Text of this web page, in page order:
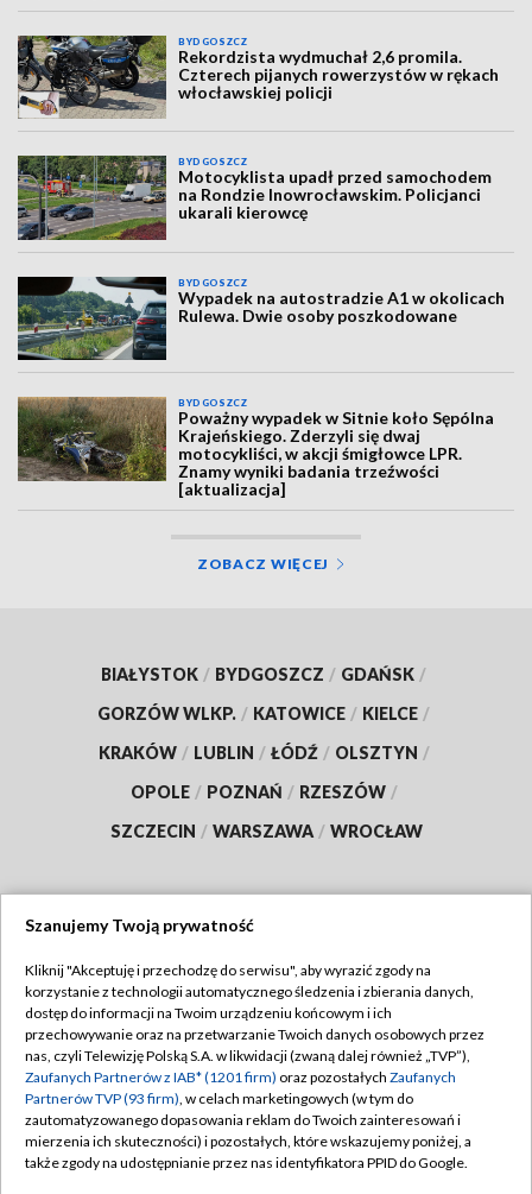
BYDGOSZCZ
Rekordzista wydmuchał 2,6 promila.
Czterech pijanych rowerzystów w rękach
włocławskiej policji
BYDGOSZCZ
Motocyklista upadł przed samochodem
na Rondzie Inowrocławskim. Policjanci
ukarali kierowcę
BYDGOSZCZ
Wypadek na autostradzie A1 w okolicach
Rulewa. Dwie osoby poszkodowane
BYDGOSZCZ
Poważny wypadek w Sitnie koło Sępólna
Krajeńskiego. Zderzyli się dwaj
motocykliści, w akcji śmigłowce LPR.
Znamy wyniki badania trzeźwości
[aktualizacja]
ZOBACZ WIĘCEJ
BIAŁYSTOK / BYDGOSZCZ / GDAŃSK /
GORZÓW WLKP. / KATOWICE / KIELCE /
KRAKÓW / LUBLIN / ŁÓDŹ / OLSZTYN /
OPOLE / POZNAŃ / RZESZÓW /
SZCZECIN / WARSZAWA / WROCŁAW
TVP
Abonament TVP
Emisja w TVP
Centrum informacji TVP
Naziemna Telewizja Cyfrowa
Regulamin TVP
Polityka prywatności
Moje zgody
Pomoc
Szanujemy Twoją prywatność
Kliknij "Akceptuję i przechodzę do serwisu", aby wyrazić zgody na
korzystanie z technologii automatycznego śledzenia i zbierania danych,
dostęp do informacji na Twoim urządzeniu końcowym i ich
przechowywanie oraz na przetwarzanie Twoich danych osobowych przez
nas, czyli Telewizję Polską S.A. w likwidacji (zwaną dalej również „TVP”),
Zaufanych Partnerów z IAB* (1201 firm) oraz pozostałych Zaufanych
Partnerów TVP (93 firm), w celach marketingowych (w tym do
zautomatyzowanego dopasowania reklam do Twoich zainteresowań i
mierzenia ich skuteczności) i pozostałych, które wskazujemy poniżej, a
także zgody na udostępnianie przez nas identyfikatora PPID do Google.